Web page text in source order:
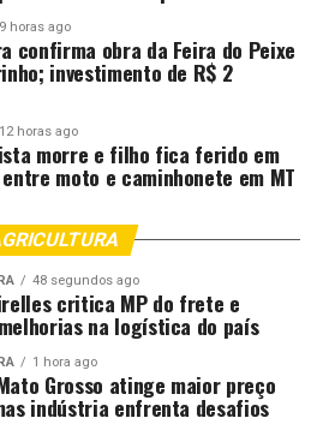
ECOLÓGICA
TRANSIÇÃO
novo agro nos próximos 40
9 horas ago
confirma obra da Feira do Peixe
investimento de R$ 2
12 horas ago
morre e filho fica ferido em
moto e caminhonete em MT
48 segundos ago
critica MP do frete e
na logística do país
1 hora ago
Grosso atinge maior preço
indústria enfrenta desafios